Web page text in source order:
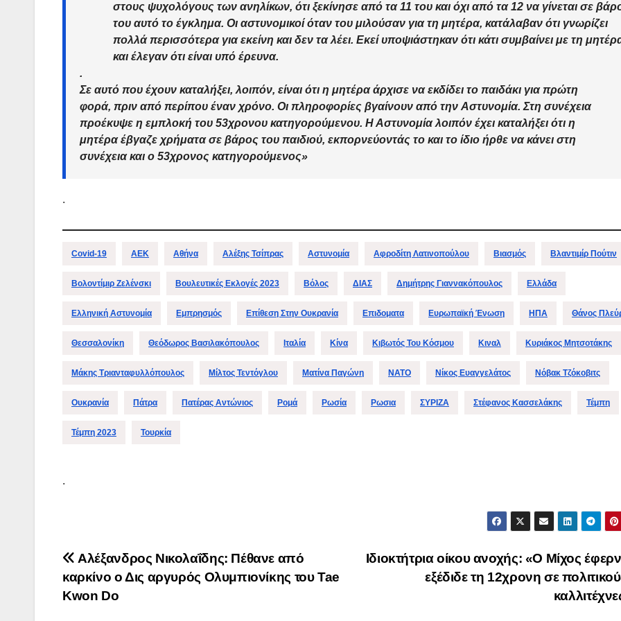
στους ψυχολόγους των ανηλίκων, ότι ξεκίνησε από τα 11 του και όχι από τα 12 να γίνεται σε
του αυτό το έγκλημα. Οι αστυνομικοί όταν του μιλούσαν για τη μητέρα, κατάλαβαν ότι γνωρίζει
πολλά περισσότερα για εκείνη και δεν τα λέει. Εκεί υποψιάστηκαν ότι κάτι συμβαίνει με τη
και έλεγαν ότι είναι υπό έρευνα.
.
Σε αυτό που έχουν καταλήξει, λοιπόν, είναι ότι η μητέρα άρχισε να εκδίδει το παιδάκι για πρώτη
φορά, πριν από περίπου έναν χρόνο. Οι πληροφορίες βγαίνουν από την Αστυνομία. Στη συνέχεια
προέκυψε η εμπλοκή του 53χρονου κατηγορούμενου. Η Αστυνομία λοιπόν έχει καταλήξει ότι η
μητέρα έβγαζε χρήματα σε βάρος του παιδιού, εκπορνεύοντάς το και το ίδιο ήρθε να κάνει στη
συνέχεια και ο 53χρονος κατηγορούμενος»
.
Covid-19 ΑΕΚ Αθήνα Αλέξης Τσίπρας Αστυνομία Αφροδίτη Λατινοπούλου Βιασμός Βλαντιμίρ Πούτιν
Βολοντίμιρ Ζελένσκι Βουλευτικές Εκλογές 2023 Βόλος ΔΙΑΣ Δημήτρης Γιαννακόπουλος Ελλάδα
Ελληνική Αστυνομία Εμπρησμός Επίθεση Στην Ουκρανία Επιδοματα Ευρωπαϊκή Ένωση ΗΠΑ Θάνος
Θεσσαλονίκη Θεόδωρος Βασιλακόπουλος Ιταλία Κίνα Κιβωτός Του Κόσμου Κιναλ Κυριάκος Μητσοτάκης
Μάκης Τριανταφυλλόπουλος Μίλτος Τεντόγλου Ματίνα Παγώνη ΝΑΤΟ Νίκος Ευαγγελάτος Νόβακ Τζόκοβιτς
Ουκρανία Πάτρα Πατέρας Αντώνιος Ρομά Ρωσία Ρωσια ΣΥΡΙΖΑ Στέφανος Κασσελάκης Τέμπη
Τέμπη 2023 Τουρκία
.
Πλοήγηση
άρθρων
Ιδιοκτήτρια οίκου ανοχής: «Ο Μίχος
εξέδιδε τη 12χρονη σε
Αλέξανδρος Νικολαΐδης: Πέθανε από
καρκίνο ο Δις αργυρός Ολυμπιονίκης του Tae
Kwon Do